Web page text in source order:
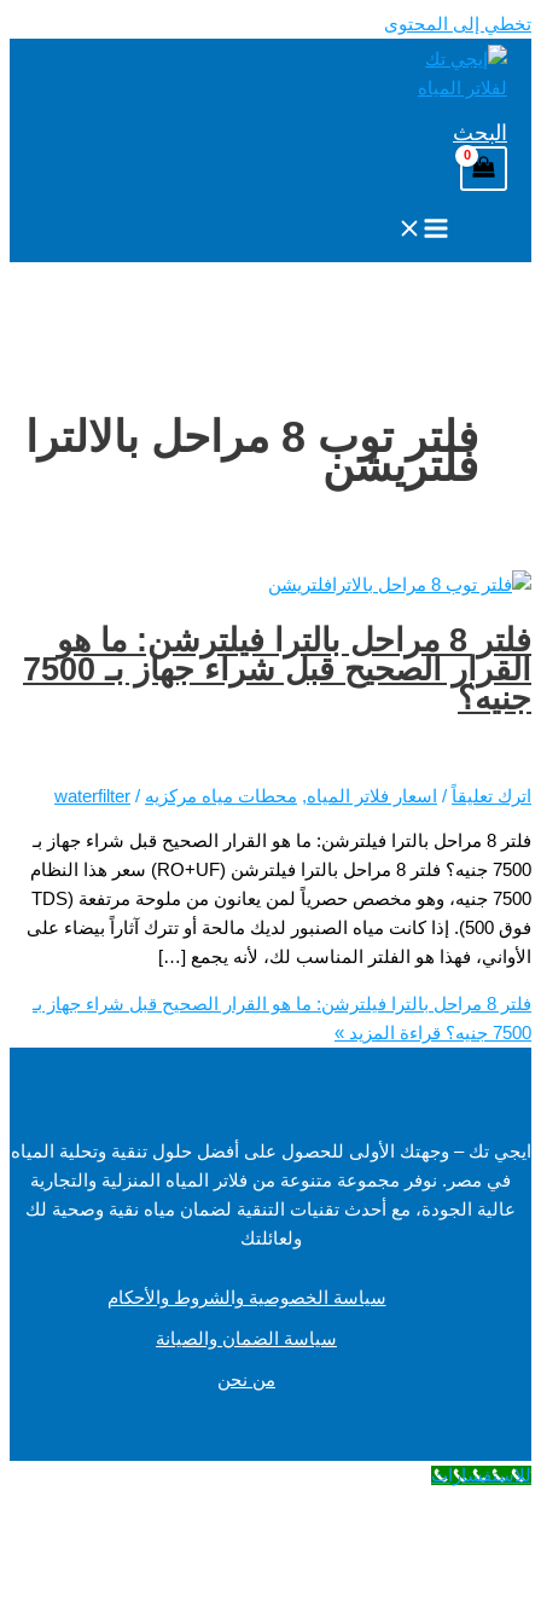
فلتر توب 8 مراحل بالالترا
8 مراحل بالترا فيلترشن: ما هو
القرار الصحيح قبل شراء جهاز بـ 7500
اسعار فلاتر المياه, محطات مياه مركزيه/
waterfilter
مراحل بالترا فيلترشن: ما هو القرار الصحيح قبل شراء جهاز بـ
7500 جنيه؟ فلتر 8 مراحل بالترا فيلترشن (RO+UF) سعر هذا النظام
7500 جنيه، وهو مخصص حصرياً لمن يعانون من ملوحة مرتفعة (TDS
500). إذا كانت مياه الصنبور لديك مالحة أو تترك آثاراً بيضاء على
هو الفلتر المناسب لك، لأنه يجمع […]
مراحل بالترا فيلترشن: ما هو القرار الصحيح قبل شراء جهاز بـ
قراءة المزيد »
الأولى للحصول على أفضل حلول تنقية وتحلية المياه
مجموعة متنوعة من فلاتر المياه المنزلية والتجارية
مع أحدث تقنيات التنقية لضمان مياه نقية وصحية لك
سياسة الخصوصية والشروط والأحكام
سياسة الضمان والصيانة